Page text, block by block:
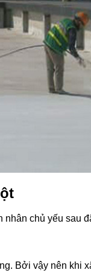
nhân chủ yếu sau
Bởi vậy nên khi